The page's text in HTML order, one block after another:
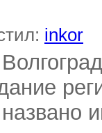
inkor